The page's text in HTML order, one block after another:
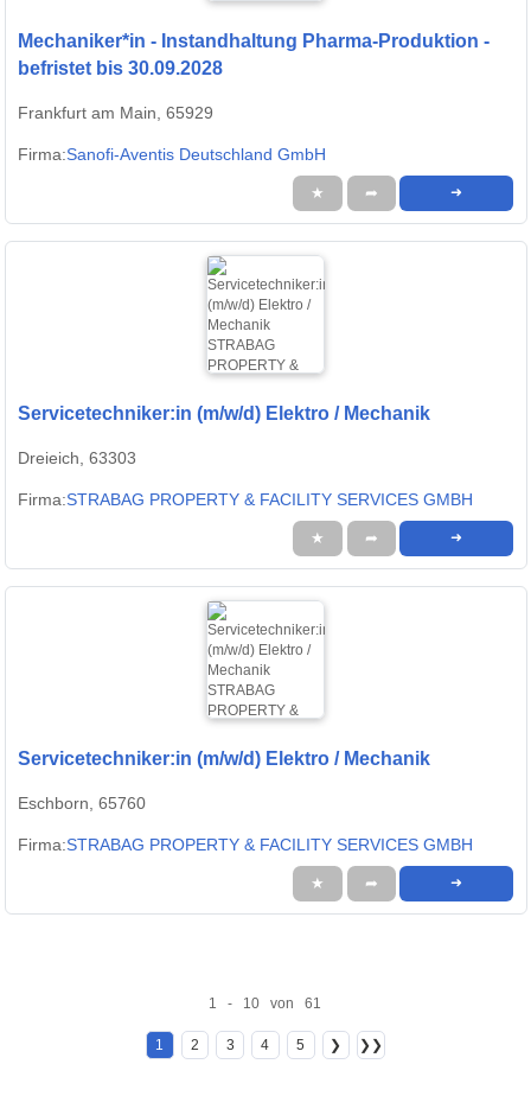
Mechaniker*in - Instandhaltung Pharma-Produktion -
befristet bis 30.09.2028
Frankfurt am Main, 65929
Firma:Sanofi-Aventis Deutschland GmbH
★ ➦ ➜
Servicetechniker:in (m/w/d) Elektro / Mechanik
Dreieich, 63303
Firma:STRABAG PROPERTY & FACILITY SERVICES GMBH
★ ➦ ➜
Servicetechniker:in (m/w/d) Elektro / Mechanik
Eschborn, 65760
Firma:STRABAG PROPERTY & FACILITY SERVICES GMBH
★ ➦ ➜
1 - 10 von 61
1 2 3 4 5 ❯ ❯❯